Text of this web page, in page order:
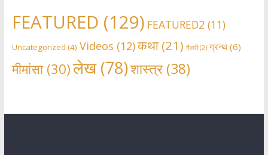
FEATURED (129) FEATURED2(11)
Uncategorized (4) Videos (12)कथा(21) गैलरी(2) ग्रन्थ(6)
मीमांसा(30)लेख(78)शास्त्र(38)